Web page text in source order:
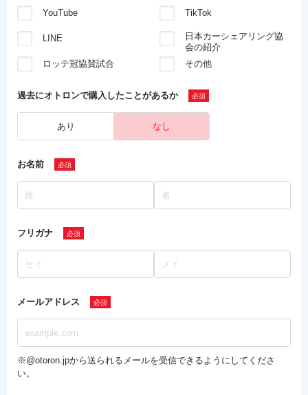
YouTube TikTok
LINE
日本カーシェアリング協
会の紹介
ロッテ冠協賛試合
その他
過去にオトロンで購入したことがあるか
あり なし
お名前
フリガナ
メールアドレス
※@otoron.jpから送られるメールを受信できるようにしてくださ
い。